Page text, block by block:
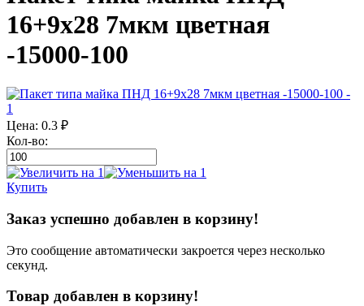
16+9х28 7мкм цветная
-15000-100
Цена: 0.3 ₽
Кол-во:
Купить
Заказ успешно добавлен в корзину!
Это сообщение автоматически закроется через несколько
секунд.
Товар добавлен в корзину!